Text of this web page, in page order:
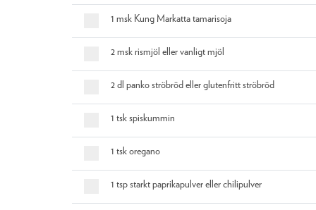
1 msk Kung Markatta tamarisoja
2 msk rismjöl eller vanligt mjöl
2 dl panko ströbröd eller glutenfritt ströbröd
1 tsk spiskummin
1 tsk oregano
1 tsp starkt paprikapulver eller chilipulver